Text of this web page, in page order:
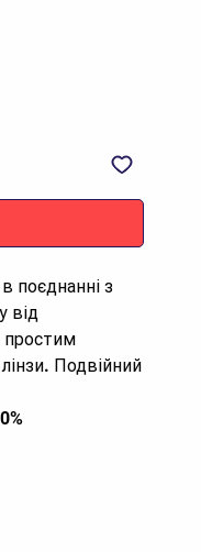
поєднанні з
від
простим
Подвійний